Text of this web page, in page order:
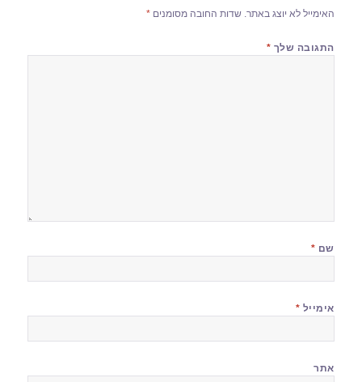
האימייל לא יוצג באתר. שדות החובה מסומנים*
התגובה שלך *
שם *
אימייל *
אתר